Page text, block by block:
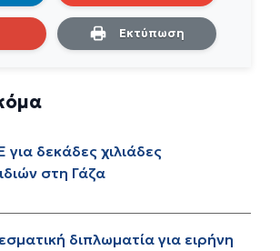
Εκτύπωση
δεκάδες χιλιάδες
στη Γάζα
διπλωματία για ειρήνη